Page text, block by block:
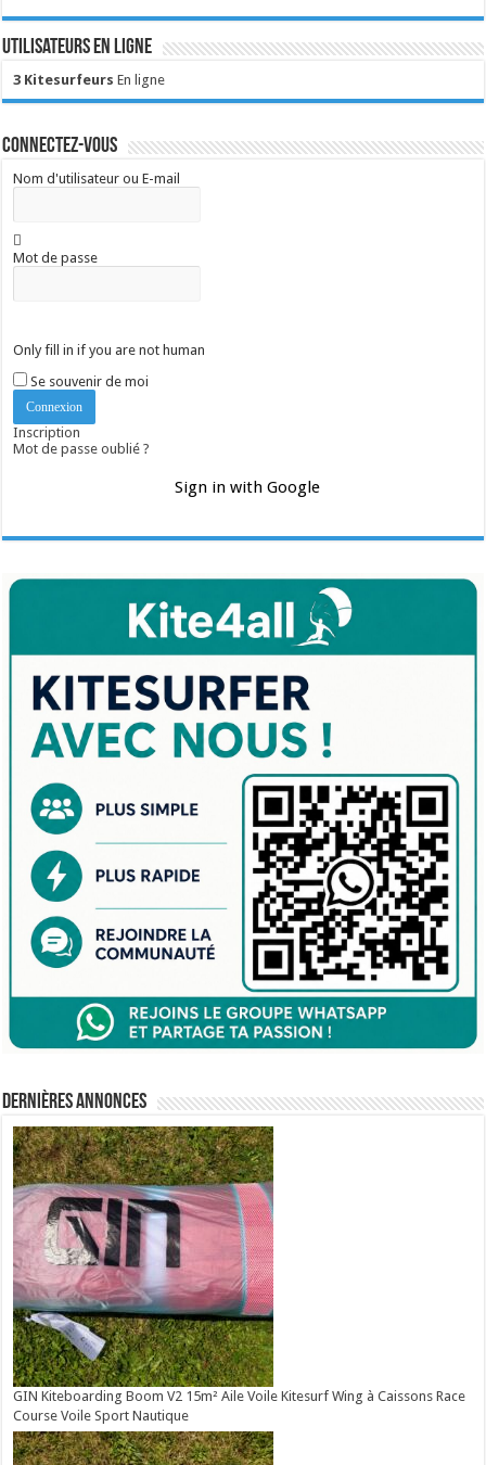
Utilisateurs en ligne
3 Kitesurfeurs En ligne
Connectez-vous
Nom d'utilisateur ou E-mail
Mot de passe
Only fill in if you are not human
Se souvenir de moi
Inscription
Mot de passe oublié ?
Sign in with Google
Dernières annonces
GIN Kiteboarding Boom V2 15m² Aile Voile Kitesurf Wing à Caissons Race
Course Voile Sport Nautique